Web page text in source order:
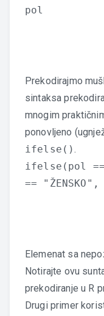
pol
Prekodirajmo
sintaksa
mnogim
ponovljeno
ifelse().
ifelse(pol
==
Elemenat sa
Notirajte ovu
prekodiranje u R
Drugi primer